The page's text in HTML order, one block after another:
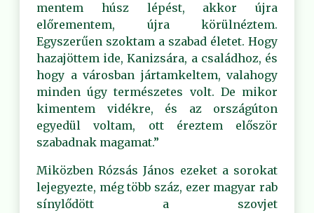
mentem húsz lépést, akkor újra
előrementem, újra körülnéztem.
Egyszerűen szoktam a szabad életet. Hogy
hazajöttem ide, Kanizsára, a családhoz, és
hogy a városban jártamkeltem, valahogy
minden úgy természetes volt. De mikor
kimentem vidékre, és az országúton
egyedül voltam, ott éreztem először
szabadnak magamat.”
Miközben Rózsás János ezeket a sorokat
lejegyezte, még több száz, ezer magyar rab
sínylődött a szovjet